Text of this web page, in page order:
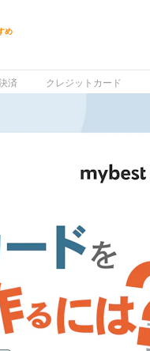
め
済 クレジットカード